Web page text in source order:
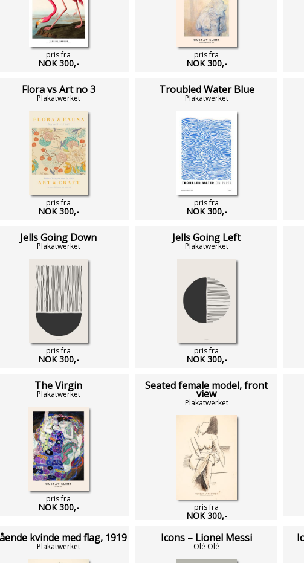
pris fra
NOK 300,-
pris fra
NOK 300,-
Flora vs Art no 3
Plakatwerket
pris fra
NOK 300,-
Troubled Water Blue
Plakatwerket
pris fra
NOK 300,-
Jells Going Down
Plakatwerket
pris fra
NOK 300,-
Jells Going Left
Plakatwerket
pris fra
NOK 300,-
The Virgin
Plakatwerket
pris fra
NOK 300,-
Seated female model, front
view
Plakatwerket
pris fra
NOK 300,-
kvinde med flag, 1919
Plakatwerket
Icons – Lionel Messi
Olé Olé